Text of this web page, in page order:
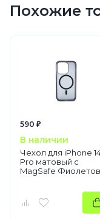
Похожие
590 ₽
В наличии
Чехол для iPhone
Pro матовый с
MagSafe